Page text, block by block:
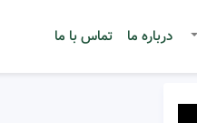
درباره ما تماس با ما